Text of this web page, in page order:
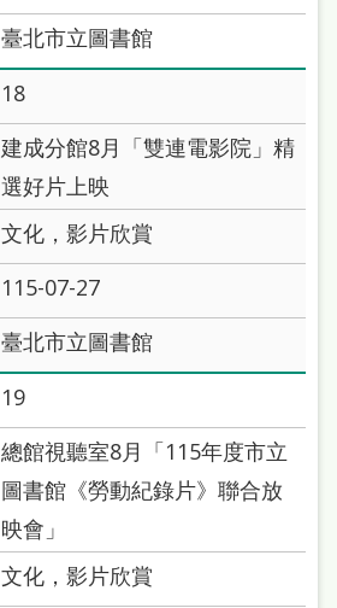
臺北市立圖書館
18
建成分館8月「雙連電影院」精
選好片上映
文化，影片欣賞
115-07-27
臺北市立圖書館
19
總館視聽室8月「115年度市立
圖書館《勞動紀錄片》聯合放
映會」
文化，影片欣賞